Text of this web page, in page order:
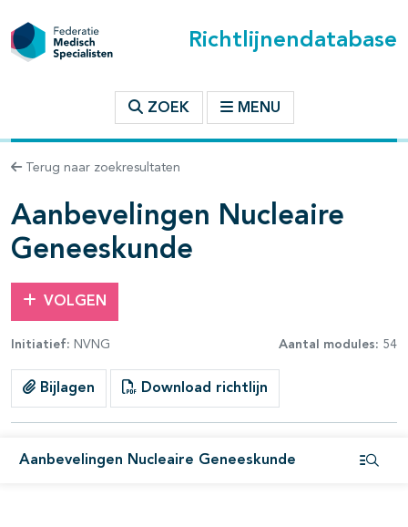
Richtlijnendatabase
ZOEK MENU
Terug naar zoekresultaten
Aanbevelingen Nucleaire
Geneeskunde
VOLGEN
Initiatief: NVNG Aantal modules: 54
Bijlagen Download richtlijn
Aanbevelingen Nucleaire Geneeskunde
binnen deze richtlijn
open- en dichtklappen
open- en dichtklappen
open- en dichtklappen